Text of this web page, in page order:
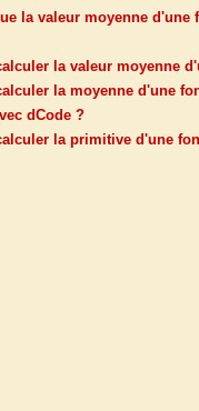
la valeur moyenne d'une
la valeur moyenne
la moyenne d'une
dCode ?
la primitive d'une